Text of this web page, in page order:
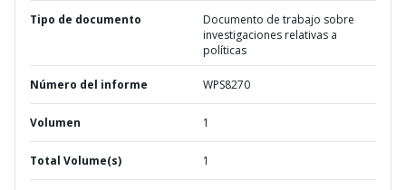
Tipo de documento
Documento de trabajo sobre
investigaciones relativas a
políticas
Número del informe WPS8270
Volumen 1
Total Volume(s) 1